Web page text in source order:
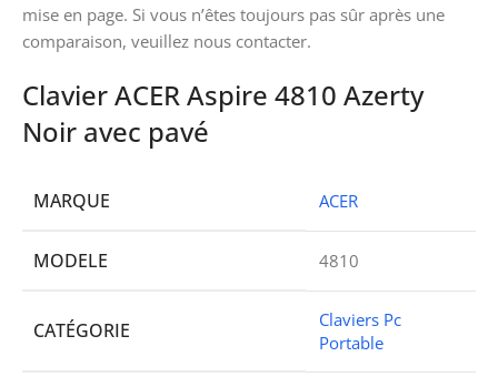
mise en page. Si vous n’êtes toujours pas sûr après une
comparaison, veuillez nous contacter.
Clavier ACER Aspire 4810 Azerty
Noir avec pavé
MARQUE ACER
MODELE 4810
CATÉGORIE
Claviers Pc
Portable